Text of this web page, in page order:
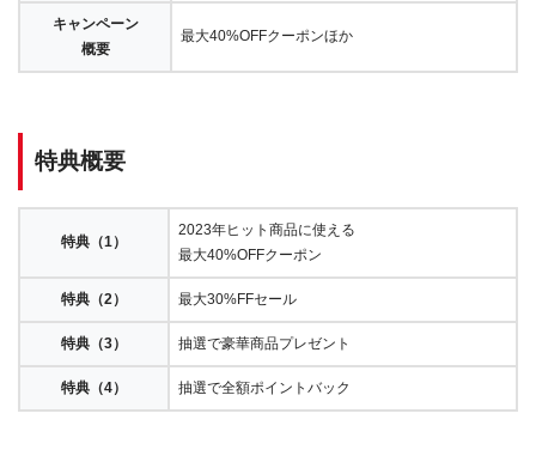
キャンペーン
概要
最大40%OFFクーポンほか
特典概要
特典（1）
2023年ヒット商品に使える
最大40%OFFクーポン
特典（2） 最大30%FFセール
特典（3） 抽選で豪華商品プレゼント
特典（4） 抽選で全額ポイントバック